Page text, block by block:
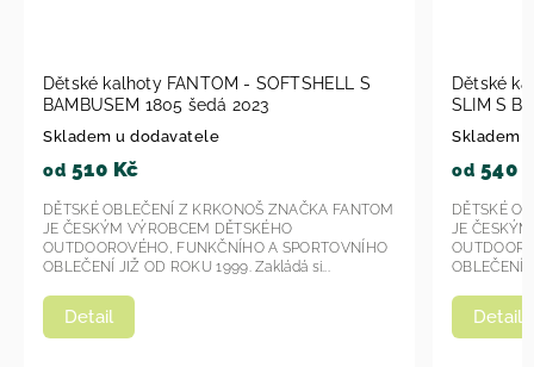
FANTOM - SOFTSHELL S
1805 šedá 2023
dodavatele
Z KRKONOŠ ZNAČKA FANTOM
VÝROBCEM DĚTSKÉHO
FUNKČNÍHO A SPORTOVNÍHO
OD ROKU 1999. Zakládá si...
Dětské kalhoty FANTOM
SLIM S BAMBUSEM
Skladem u dodavatele
DĚTSKÉ OBLEČENÍ Z
JE ČESKÝM VÝROBCEM
OUTDOOROVÉHO,
OBLEČENÍ JIŽ OD ROKU